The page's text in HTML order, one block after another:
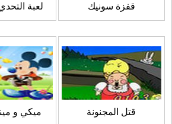
قفزة سونيك لعبة
قتل المجنونة ميكي و